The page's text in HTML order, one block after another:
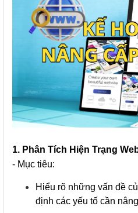
1. Phân Tích Hiện Trạng
- Mục tiêu:
Hiểu rõ những vấn đề
định các yếu tố cần